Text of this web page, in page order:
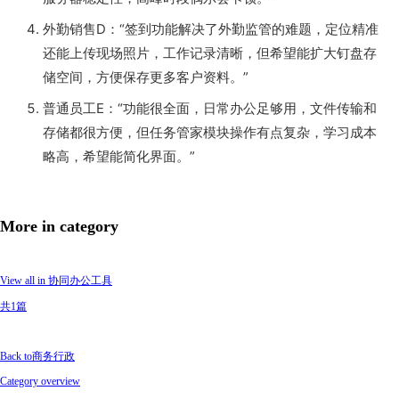
外勤销售D：“签到功能解决了外勤监管的难题，定位精准
还能上传现场照片，工作记录清晰，但希望能扩大钉盘存
储空间，方便保存更多客户资料。”
普通员工E：“功能很全面，日常办公足够用，文件传输和
存储都很方便，但任务管家模块操作有点复杂，学习成本
略高，希望能简化界面。”
More in category
View all in 协同办公工具
共1篇
Back to商务行政
Category overview